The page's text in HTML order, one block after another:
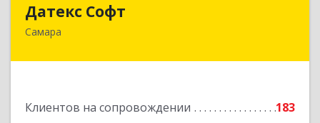
Датекс Софт
Самара
Клиентов на сопровождении
183
443070, Самарская обл, Самара г, Партизанская